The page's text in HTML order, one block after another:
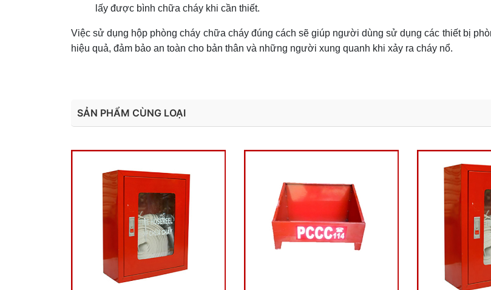
lấy được bình chữa cháy khi cần thiết.
Việc sử dụng hộp phòng cháy chữa cháy đúng cách sẽ giúp người dùng sử dụng các thiết bị
hiệu quả, đảm bảo an toàn cho bản thân và những người xung quanh khi xảy ra cháy nổ.
SẢN PHẨM CÙNG LOẠI